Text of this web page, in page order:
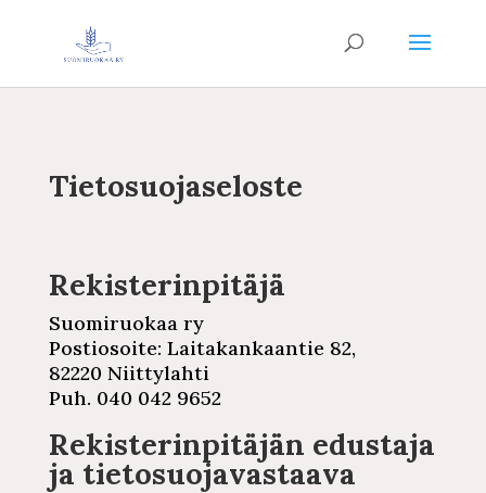
Tie­to­suo­ja­se­los­te
Re­kis­te­rin­pi­tä­jä
Suo­mi­ruo­kaa ry
Pos­tio­soi­te: Lai­ta­kan­kaan­tie 82,
82220 Niit­ty­lah­ti
Puh. 040 042 9652
Re­kis­te­rin­pi­tä­jän edustaja
ja tie­to­suo­ja­vas­taa­va